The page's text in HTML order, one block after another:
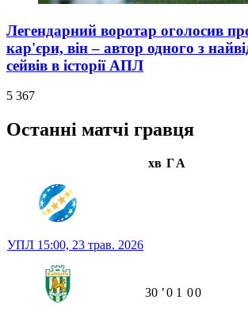
Легендарний воротар оголосив
кар'єри, він – автор одного з
сейвів в історії АПЛ
5 367
Останні матчі гравця
хв ГА
УПЛ 15:00, 23 трав. 2026
30 ʼ0 1 00